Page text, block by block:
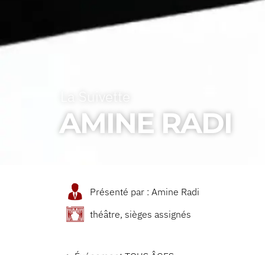
AMINE RADI
Présenté par : Amine Radi
théâtre, sièges assignés